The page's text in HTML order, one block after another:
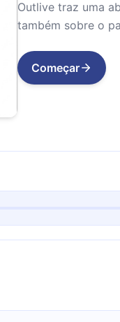
Outlive traz uma
também sobre o
Começar